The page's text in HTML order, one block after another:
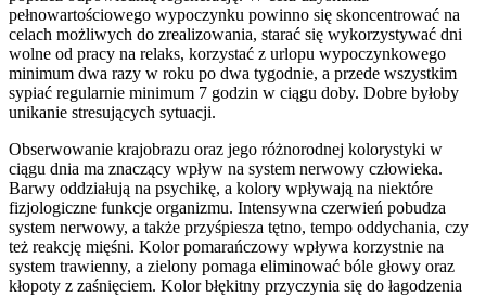
pełnowartościowego wypoczynku powinno się skoncentrować na
celach możliwych do zrealizowania, starać się wykorzystywać dni
wolne od pracy na relaks, korzystać z urlopu wypoczynkowego
minimum dwa razy w roku po dwa tygodnie, a przede wszystkim
sypiać regularnie minimum 7 godzin w ciągu doby. Dobre byłoby
unikanie stresujących sytuacji.
Obserwowanie krajobrazu oraz jego różnorodnej kolorystyki w
ciągu dnia ma znaczący wpływ na system nerwowy człowieka.
Barwy oddziałują na psychikę, a kolory wpływają na niektóre
fizjologiczne funkcje organizmu. Intensywna czerwień pobudza
system nerwowy, a także przyśpiesza tętno, tempo oddychania, czy
też reakcję mięśni. Kolor pomarańczowy wpływa korzystnie na
system trawienny, a zielony pomaga eliminować bóle głowy oraz
kłopoty z zaśnięciem. Kolor błękitny przyczynia się do łagodzenia